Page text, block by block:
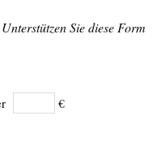
Sie diese Form
€